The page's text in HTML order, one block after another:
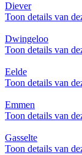
Diever
Toon details van
Dwingeloo
Toon details van
Eelde
Toon details van
Emmen
Toon details van
Gasselte
Toon details van